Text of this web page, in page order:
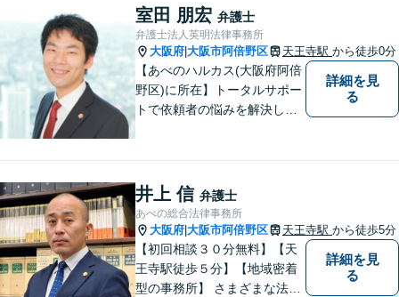
トップ対応が強み！交通事故
／遺産分割／離婚／債務整理
／その他
室田 朋宏 弁護士
弁護士法人英明法律事務所
大阪府 大阪市阿倍野区 天王寺駅 から徒歩0分
【あべのハルカス(大阪府阿倍
野区)に所在】トータルサポー
トで依頼者の悩みを解決しま
詳細を見
る
井上 信 弁護士
あべの総合法律事務所
大阪府 大阪市阿倍野区 天王寺駅 から徒歩5分
【初回相談３０分無料】【天
王寺駅徒歩５分】【地域密着
型の事務所】 さまざまな法律
詳細を見
る